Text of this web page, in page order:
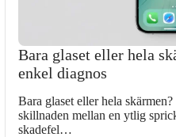
Bara glaset eller hela
enkel diagnos
Bara glaset eller hela
skillnaden mellan en ytlig
skadefel…